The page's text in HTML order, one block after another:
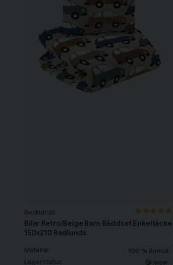
Redlunds
Bilar Retro/Beige Barn Bäddset Enkeltäcke
150x210 Redlunds
Material 100 % Bomull
Lagerstatus I lager